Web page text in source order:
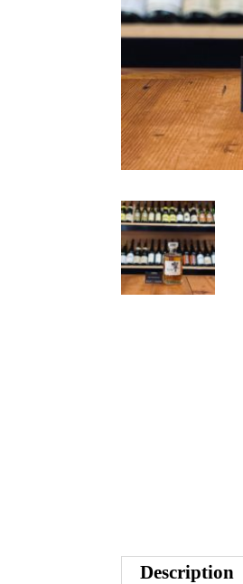
Description